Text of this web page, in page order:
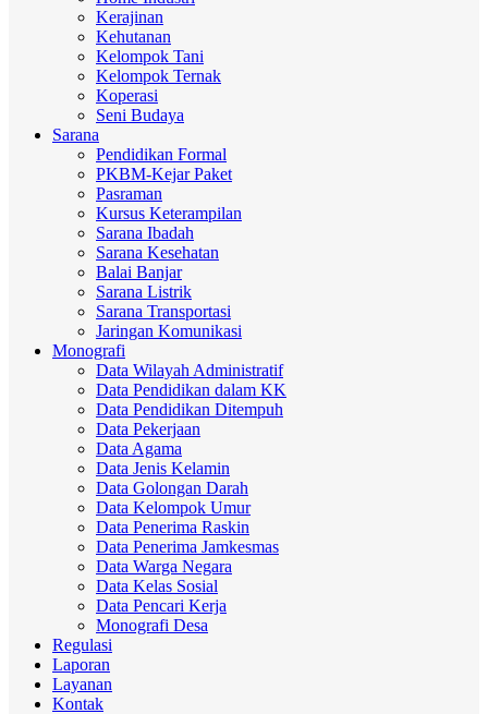
Kerajinan
Kehutanan
Kelompok Tani
Kelompok Ternak
Koperasi
Seni Budaya
Sarana
Pendidikan Formal
PKBM-Kejar Paket
Pasraman
Kursus Keterampilan
Sarana Ibadah
Sarana Kesehatan
Balai Banjar
Sarana Listrik
Sarana Transportasi
Jaringan Komunikasi
Monografi
Data Wilayah Administratif
Data Pendidikan dalam KK
Data Pendidikan Ditempuh
Data Pekerjaan
Data Agama
Data Jenis Kelamin
Data Golongan Darah
Data Kelompok Umur
Data Penerima Raskin
Data Penerima Jamkesmas
Data Warga Negara
Data Kelas Sosial
Data Pencari Kerja
Monografi Desa
Regulasi
Laporan
Layanan
Kontak